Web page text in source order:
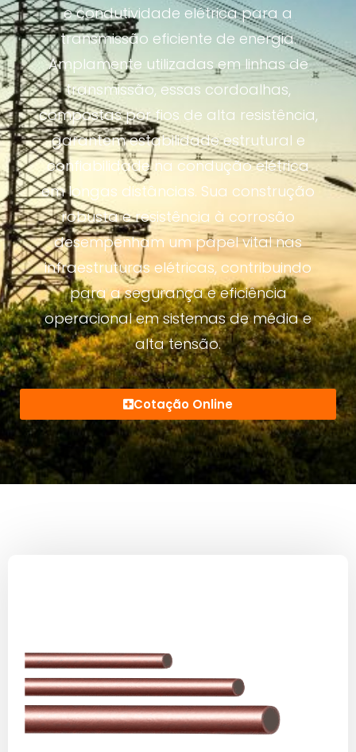
e condutividade elétrica para a
transmissão eficiente de energia.
Amplamente utilizadas em linhas de
transmissão, essas cordoalhas,
compostas por fios de alta resistência,
garantem estabilidade estrutural e
confiabilidade na condução elétrica
em longas distâncias. Sua construção
robusta e resistência à corrosão
desempenham um papel vital nas
infraestruturas elétricas, contribuindo
para a segurança e eficiência
operacional em sistemas de média e
alta tensão.
Cotação Online